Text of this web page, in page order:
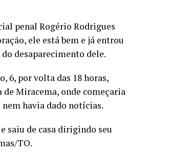
penal Rogério Rodrigues
ele está bem e já entrou
desaparecimento dele.
6, por volta das 18 horas,
de Miracema, onde começaria
nem havia dado notícias.
saiu de casa dirigindo seu
TO.